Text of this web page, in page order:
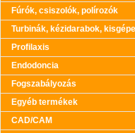
Fúrók, csiszolók, polírozók
Turbinák, kézidarabok,
Profilaxis
Endodoncia
Fogszabályozás
Egyéb termékek
CAD/CAM